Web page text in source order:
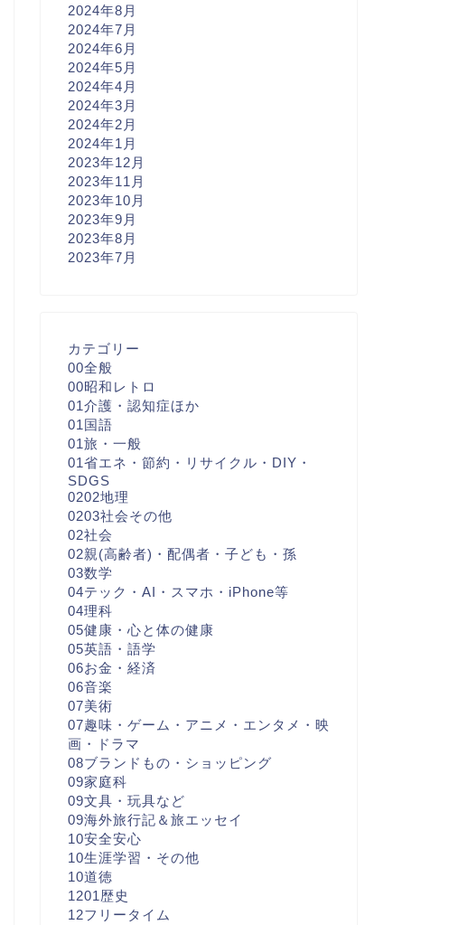
2024年8月
2024年7月
2024年6月
2024年5月
2024年4月
2024年3月
2024年2月
2024年1月
2023年12月
2023年11月
2023年10月
2023年9月
2023年8月
2023年7月
カテゴリー
00全般
00昭和レトロ
01介護・認知症ほか
01国語
01旅・一般
01省エネ・節約・リサイクル・DIY・
SDGS
0202地理
0203社会その他
02社会
02親(高齢者)・配偶者・子ども・孫
03数学
04テック・AI・スマホ・iPhone等
04理科
05健康・心と体の健康
05英語・語学
06お金・経済
06音楽
07美術
07趣味・ゲーム・アニメ・エンタメ・映
画・ドラマ
08ブランドもの・ショッピング
09家庭科
09文具・玩具など
09海外旅行記＆旅エッセイ
10安全安心
10生涯学習・その他
10道徳
1201歴史
12フリータイム